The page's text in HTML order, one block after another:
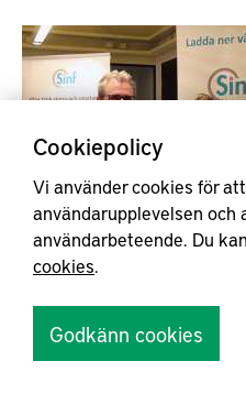
Anders Ekdahl med Lisa
– Glöm inte att den som är
har alla möjligheter att
Cookiepolicy
Vi använder cookies för
användarupplevelsen och
användarbeteende. Du
cookies.
Godkänn cookies